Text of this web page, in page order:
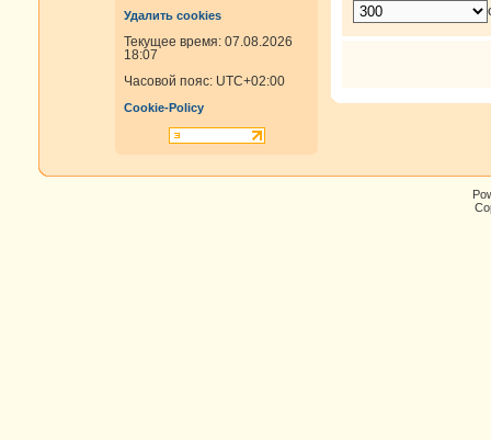
Удалить cookies
Текущее время: 07.08.2026
18:07
Часовой пояс: UTC+02:00
Cookie-Policy